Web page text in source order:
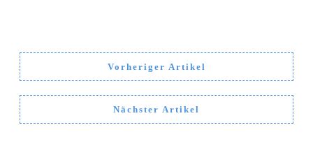
Vorheriger Artikel
Nächster Artikel